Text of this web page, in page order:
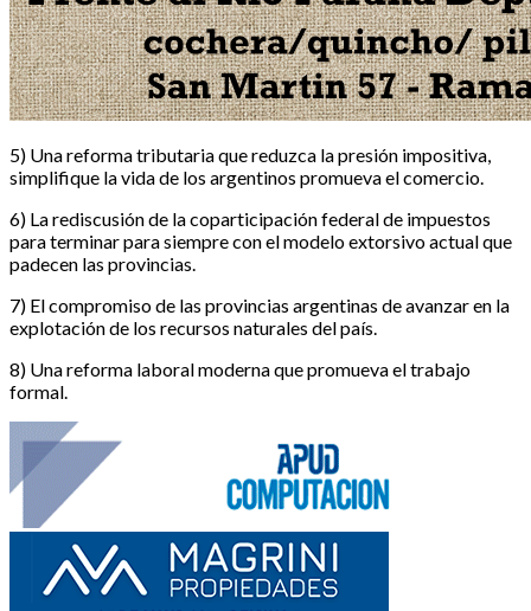
5) Una reforma tributaria que reduzca la presión impositiva,
simplifique la vida de los argentinos promueva el comercio.
6) La rediscusión de la coparticipación federal de impuestos
para terminar para siempre con el modelo extorsivo actual que
padecen las provincias.
7) El compromiso de las provincias argentinas de avanzar en la
explotación de los recursos naturales del país.
8) Una reforma laboral moderna que promueva el trabajo
formal.